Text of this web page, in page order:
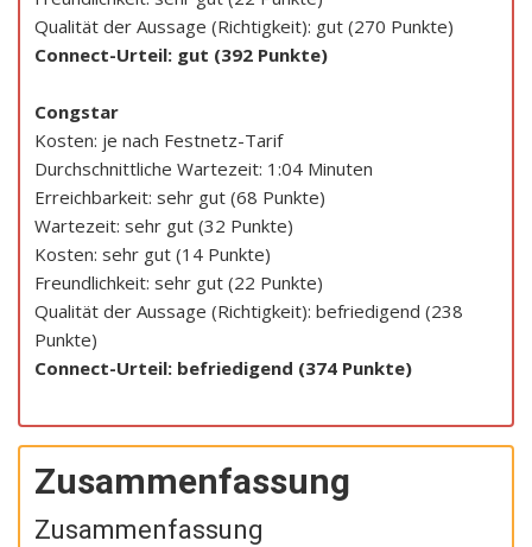
Qualität der Aussage (Richtigkeit): gut (270 Punkte)
Connect-Urteil: gut (392 Punkte)
Congstar
Kosten: je nach Festnetz-Tarif
Durchschnittliche Wartezeit: 1:04 Minuten
Erreichbarkeit: sehr gut (68 Punkte)
Wartezeit: sehr gut (32 Punkte)
Kosten: sehr gut (14 Punkte)
Freundlichkeit: sehr gut (22 Punkte)
Qualität der Aussage (Richtigkeit): befriedigend (238
Punkte)
Connect-Urteil: befriedigend (374 Punkte)
Zusammenfassung
Zusammenfassung